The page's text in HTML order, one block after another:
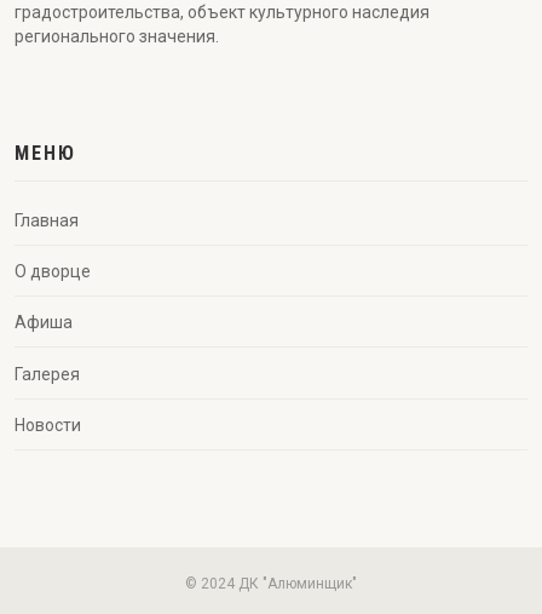
градостроительства, объект культурного наследия
регионального значения.
МЕНЮ
Главная
О дворце
Афиша
Галерея
Новости
© 2024 ДК "Алюминщик"